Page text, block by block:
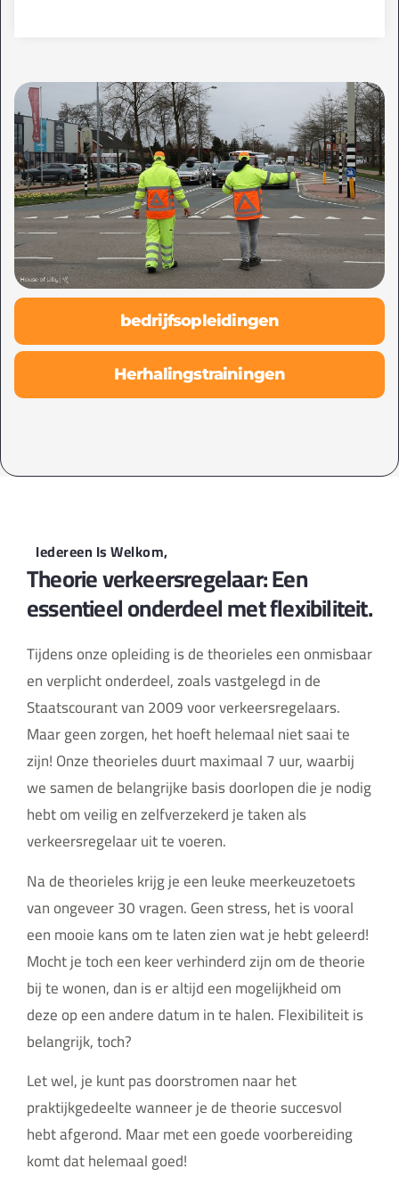
bedrijfsopleidingen
Herhalingstrainingen
Iedereen Is Welkom,
Theorie verkeersregelaar: Een
essentieel onderdeel met flexibiliteit.
Tijdens onze opleiding is de theorieles een onmisbaar
en verplicht onderdeel, zoals vastgelegd in de
Staatscourant van 2009 voor verkeersregelaars.
Maar geen zorgen, het hoeft helemaal niet saai te
zijn! Onze theorieles duurt maximaal 7 uur, waarbij
we samen de belangrijke basis doorlopen die je nodig
hebt om veilig en zelfverzekerd je taken als
verkeersregelaar uit te voeren.
Na de theorieles krijg je een leuke meerkeuzetoets
van ongeveer 30 vragen. Geen stress, het is vooral
een mooie kans om te laten zien wat je hebt geleerd!
Mocht je toch een keer verhinderd zijn om de theorie
bij te wonen, dan is er altijd een mogelijkheid om
deze op een andere datum in te halen. Flexibiliteit is
belangrijk, toch?
Let wel, je kunt pas doorstromen naar het
praktijkgedeelte wanneer je de theorie succesvol
hebt afgerond. Maar met een goede voorbereiding
komt dat helemaal goed!